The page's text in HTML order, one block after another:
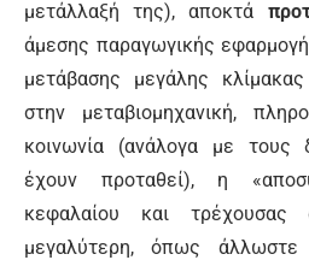
μετάλλαξή της), αποκτά
άμεσης παραγωγικής
μετάβασης μεγάλης
στην μεταβιομηχανική,
κοινωνία (ανάλογα με τους
έχουν προταθεί), η
κεφαλαίου και τρέχουσας
μεγαλύτερη, όπως